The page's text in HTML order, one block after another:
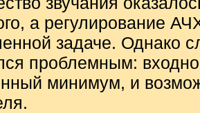
а регулирование
задаче. Однако
проблемным:
минимум, и